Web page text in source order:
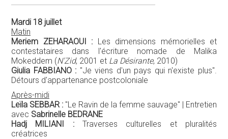
Mardi 18 juillet
Matin
Meriem ZEHARAOUI : Les dimensions mémorielles et
contestataires dans l'écriture nomade de Malika
Mokeddem (N'Zid, 2001 et La Désirante, 2010)
Giulia FABBIANO : "Je viens d'un pays qui n'existe plus".
Détours d'appartenance postcoloniale
Après-midi
Leïla SEBBAR : "Le Ravin de la femme sauvage" | Entretien
avec Sabrinelle BEDRANE
Hadj MILIANI :Traverses culturelles et pluralités
créatrices